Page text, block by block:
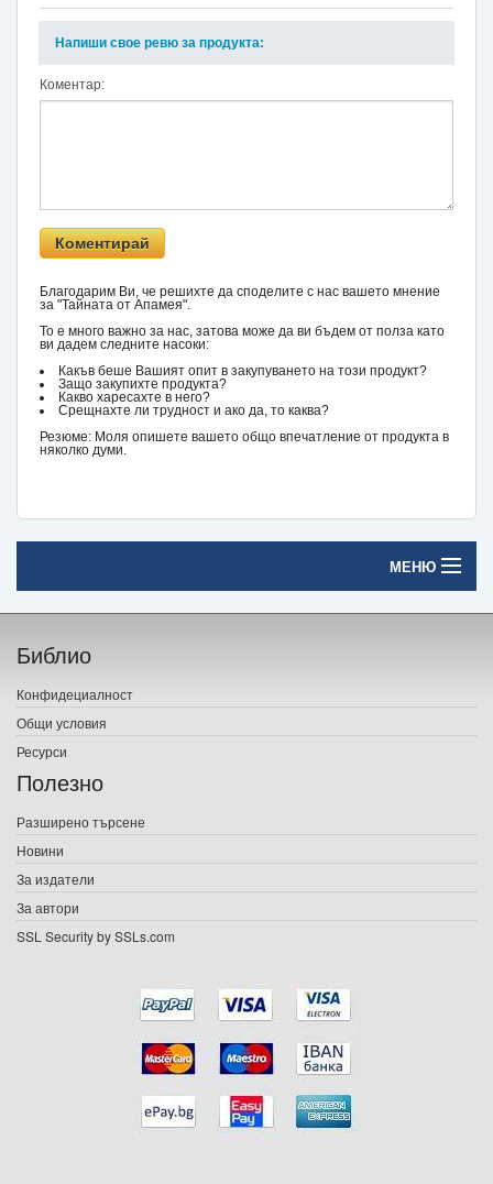
Напиши свое ревю за продукта:
Коментар:
Благодарим Ви, че решихте да споделите с нас вашето мнение
за "Тайната от Апамея".
То е много важно за нас, затова може да ви бъдем от полза като
ви дадем следните насоки:
Какъв беше Вашият опит в закупуването на този продукт?
Защо закупихте продукта?
Какво харесахте в него?
Срещнахте ли трудност и ако да, то каква?
Резюме: Моля опишете вашето общо впечатление от продукта в
няколко думи.
МЕНЮ
Начало
Печатни книги
Електронни книги
Е-списания
Подаръци
Ваучери
Библио
Конфидециалност
Общи условия
Ресурси
Полезно
Разширено търсене
Новини
За издатели
За автори
SSL Security by SSLs.com